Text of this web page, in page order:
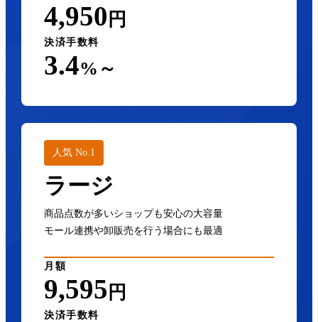
4,950 円
決済手数料
3.4%～
人気 No.1
ラージ
商品点数が多いショップも安心の大容量
モール連携や卸販売を行う場合にも最適
月額
9,595 円
決済手数料